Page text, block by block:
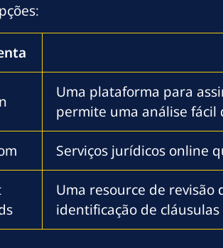
Uma plataforma para
permite uma análise fácil
Serviços jurídicos online
Uma resource de revisão
identificação de